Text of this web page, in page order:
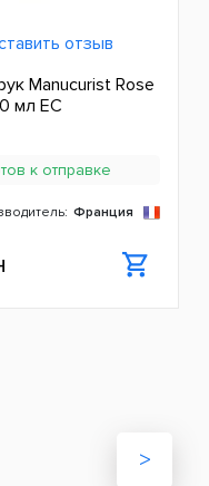
отзыв
Manucurist Rose
мл ЕС
к отправке
Франция
>